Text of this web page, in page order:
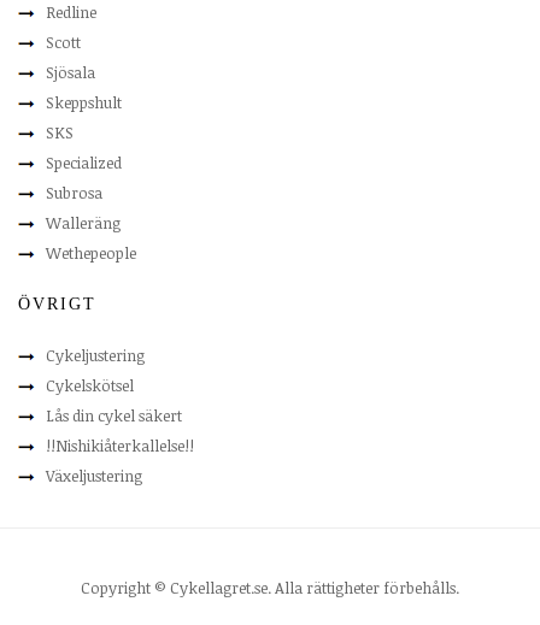
Redline
Scott
Sjösala
Skeppshult
SKS
Specialized
Subrosa
Walleräng
Wethepeople
ÖVRIGT
Cykeljustering
Cykelskötsel
Lås din cykel säkert
!!Nishikiåterkallelse!!
Växeljustering
Copyright © Cykellagret.se. Alla rättigheter förbehålls.